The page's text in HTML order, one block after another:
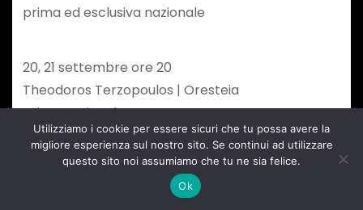
prima ed esclusiva nazionale
20, 21 settembre ore 20
Theodoros Terzopoulos | Oresteia
prima nazionale
27, 28 e 29 settembre ore 21
Alessandro Serra | Il Canto di Edipo
Utilizziamo i cookie per essere sicuri che tu possa avere la
migliore esperienza sul nostro sito. Se continui ad utilizzare
questo sito noi assumiamo che tu ne sia felice.
Ok